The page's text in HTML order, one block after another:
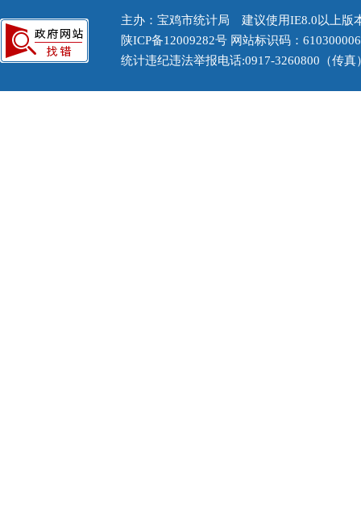
主办：宝鸡市统计局 建议使用IE8.0以上版
陕ICP备12009282号 网站标识码：
统计违纪违法举报电话:0917-3260800（传